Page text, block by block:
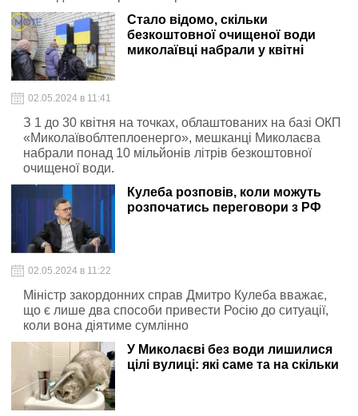
Стало відомо, скільки
безкоштовної очищеної води
миколаївці набрали у квітні
02.05.2024 в 11:41
З 1 до 30 квітня на точках, облаштованих на базі ОКП
«Миколаївоблтеплоенерго», мешканці Миколаєва
набрали понад 10 мільйонів літрів безкоштовної
очищеної води.
Кулеба розповів, коли можуть
розпочатись переговори з РФ
02.05.2024 в 11:22
Міністр закордонних справ Дмитро Кулеба вважає,
що є лише два способи привести Росію до ситуації,
коли вона діятиме сумлінно
У Миколаєві без води лишилися
цілі вулиці: які саме та на скільки